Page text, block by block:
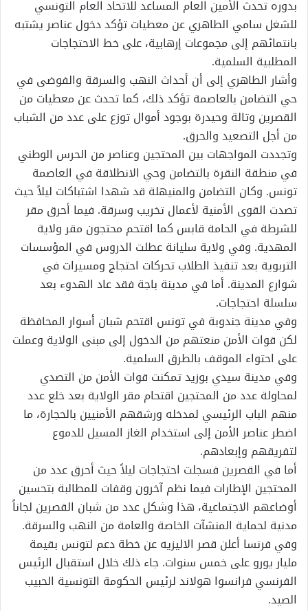
بدوره تحدث الأمين العام المساعد للاتحاد العام التونسي
للشغل سامي الطاهري عن معطيات تؤكد دخول عناصر يشتبه
بانتمائهم إلى مجموعات إرهابية، على خط الاحتجاجات
المطلبية السلمية.
وأشار الطاهري إلى أن أحداث النهب والسرقة والفوضى في
حي التضامن بالعاصمة تؤكد ذلك، كما تحدث عن معطيات من
القصرين وتالة وحيدرة بوجود أموال توزع على عدد من الشباب
من أجل التصعيد والحرق.
وتجددت المواجهات بين المحتجين وعناصر من الحرس الوطني
في منطقة النقرة بالتضامن وحي الانطلاقة في العاصمة
تونس. وكان التضامن والمنيهلة قد شهدا اشتباكات ليلاً حيث
تصدت القوى الأمنية لأعمال تخريب وسرقة. فيما أحرق مقر
للشرطة في الحامة قابس كما اقتحم محتجون مقر ولاية
المهدية. وفي ولاية سليانة عطلت الدروس في المؤسسات
التربوية بعد تنفيذ الطلاب تحركات احتجاج ومسيرات في
شوارع المدينة. أما في مدينة باجة فقد عاد الهدوء بعد
سلسلة احتجاجات.
وفي مدينة جندوبة في تونس اقتحم شبان أسوار المحافظة
لكن قوات الأمن منعتهم من الدخول إلى مبنى الولاية وعملت
على احتواء الموقف بالطرق السلمية.
وفي مدينة سيدي بوزيد تمكنت قوات الأمن من التصدي
لمحاولة عدد من المحتجين اقتحام مقر الولاية بعد خلع عدد
منهم الباب الرئيسي لمدخله ورشقهم الأمنيين بالحجارة، ما
اضطر عناصر الأمن إلى استخدام الغاز المسيل للدموع
لتفريقهم وإبعادهم.
أما في القصرين فسجلت احتجاجات ليلاً حيث أحرق عدد من
المحتجين الإطارات فيما نظم آخرون وقفات للمطالبة بتحسين
أوضاعهم الاجتماعية، هذا وشكل عدد من شبان القصرين لجاناً
مدنية لحماية المنشآت الخاصة والعامة من النهب والسرقة.
وفي فرنسا أعلن قصر الاليزيه عن خطة دعم لتونس بقيمة
مليار يورو على خمس سنوات. جاء ذلك خلال استقبال الرئيس
الفرنسي فرانسوا هولاند لرئيس الحكومة التونسية الحبيب
الصيد.